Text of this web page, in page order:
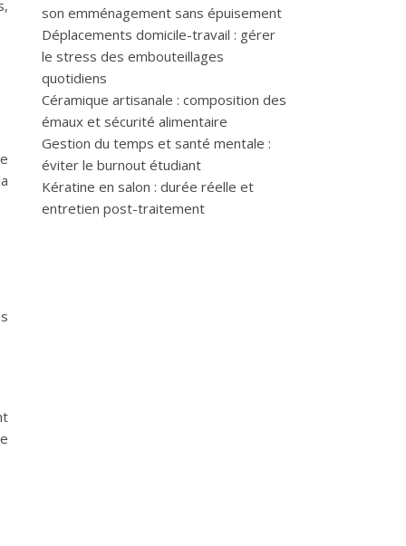
son emménagement sans épuisement
Déplacements domicile-travail : gérer
le stress des embouteillages
quotidiens
Céramique artisanale : composition des
émaux et sécurité alimentaire
Gestion du temps et santé mentale :
éviter le burnout étudiant
Kératine en salon : durée réelle et
entretien post-traitement